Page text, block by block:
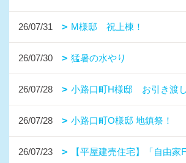
26/07/31 M様邸 祝上棟！
26/07/30 猛暑の水やり
26/07/28 小路口町H様邸 お引き渡し
26/07/28 小路口町O様邸 地鎮祭！
26/07/23
【平屋建売住宅】「自由家